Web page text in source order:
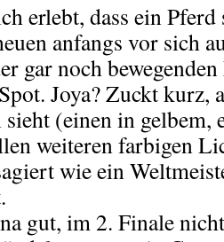
erlebt, dass ein
anfangs vor sich
gar noch
Joya? Zuckt kurz,
sieht (einen in
weiteren farbigen
wie ein
gut, im 2. Finale